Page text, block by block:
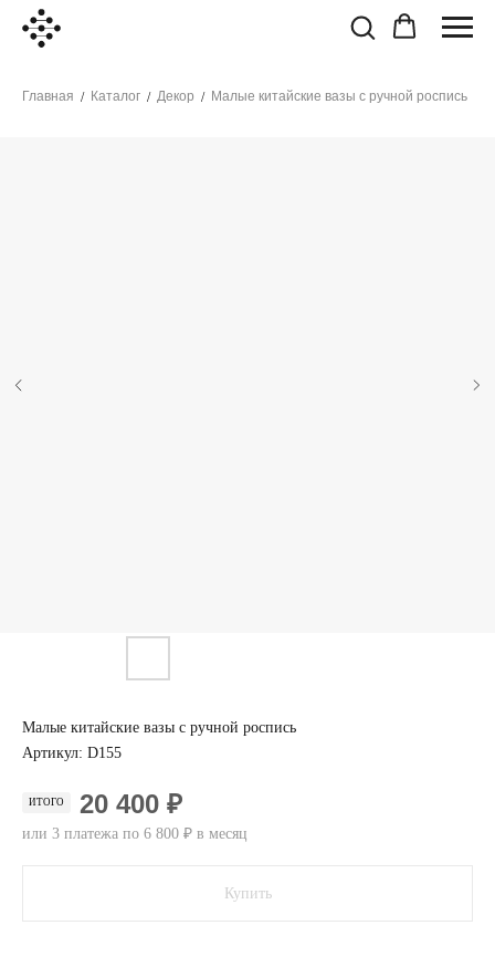
Главная / Каталог / Декор / Малые китайские вазы с ручной роспись
Малые китайские вазы с ручной роспись
Артикул: D155
ИТОГО 20 400 ₽
или 3 платежа по 6 800 ₽ в месяц
Купить